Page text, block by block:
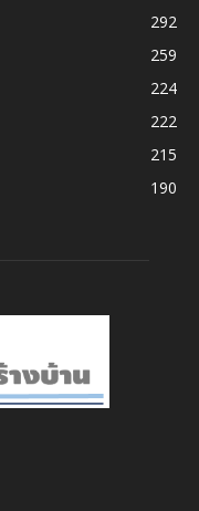
292
259
224
222
215
190